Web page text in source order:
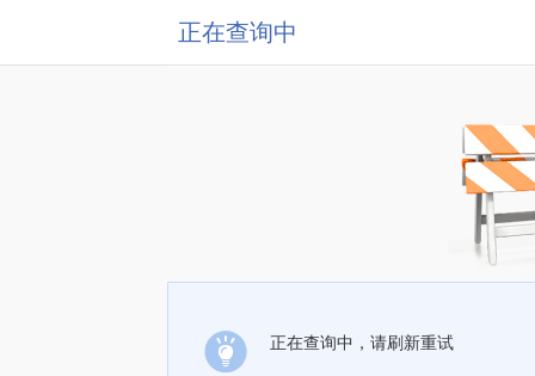
正在查询中
正在查询中，请刷新重试